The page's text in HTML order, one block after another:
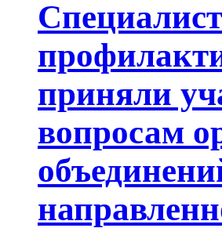
приняли
вопросам